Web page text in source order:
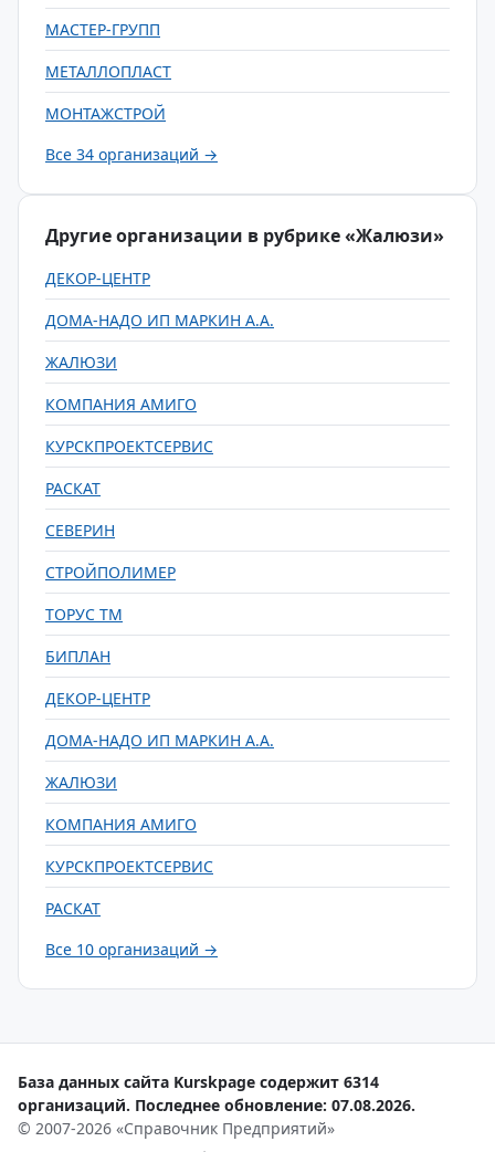
МАСТЕР-ГРУПП
МЕТАЛЛОПЛАСТ
МОНТАЖСТРОЙ
Все 34 организаций →
Другие организации в рубрике «Жалюзи»
ДЕКОР-ЦЕНТР
ДОМА-НАДО ИП МАРКИН А.А.
ЖАЛЮЗИ
КОМПАНИЯ АМИГО
КУРСКПРОЕКТСЕРВИС
РАСКАТ
СЕВЕРИН
СТРОЙПОЛИМЕР
ТОРУС ТМ
БИПЛАН
ДЕКОР-ЦЕНТР
ДОМА-НАДО ИП МАРКИН А.А.
ЖАЛЮЗИ
КОМПАНИЯ АМИГО
КУРСКПРОЕКТСЕРВИС
РАСКАТ
Все 10 организаций →
База данных сайта Kurskpage содержит 6314
организаций. Последнее обновление: 07.08.2026.
© 2007-2026 «Справочник Предприятий»